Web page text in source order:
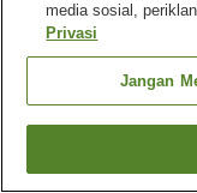
Wi-Fi
Beranda Jepang
media sosial,
Privasi
Jangan